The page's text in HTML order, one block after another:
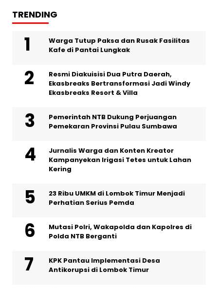
TRENDING
Warga Tutup Paksa dan Rusak Fasilitas
Kafe di Pantai Lungkak
Resmi Diakuisisi Dua Putra Daerah,
Ekasbreaks Bertransformasi Jadi Windy
Ekasbreaks Resort & Villa
Pemerintah NTB Dukung Perjuangan
Pemekaran Provinsi Pulau Sumbawa
Jurnalis Warga dan Konten Kreator
Kampanyekan Irigasi Tetes untuk Lahan
Kering
23 Ribu UMKM di Lombok Timur Menjadi
Perhatian Serius Pemda
Mutasi Polri, Wakapolda dan Kapolres di
Polda NTB Berganti
KPK Pantau Implementasi Desa
Antikorupsi di Lombok Timur